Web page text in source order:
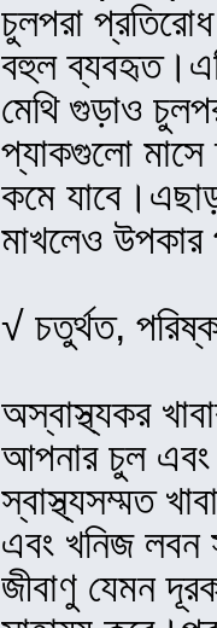
চুলপরা
বহুল
মেথি গুড়াও
প্যাকগুলো মাসে
কমে
মাখলেও উপকার
√ চতুর্থত,
অস্বাস্থ্যকর
আপনার চুল
স্বাস্থ্যসম্মত
এবং খনিজ লবন
জীবাণু যেমন